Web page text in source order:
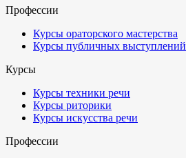
Профессии
Курсы ораторского мастерства
Курсы публичных выступлений
Курсы
Курсы техники речи
Курсы риторики
Курсы искусства речи
Профессии